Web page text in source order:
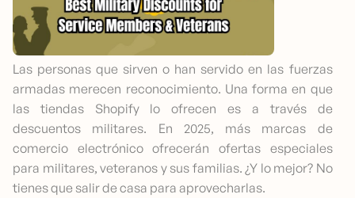
Las personas que sirven o han servido en las fuerzas
armadas merecen reconocimiento. Una forma en que
las tiendas Shopify lo ofrecen es a través de
descuentos militares. En 2025, más marcas de
comercio electrónico ofrecerán ofertas especiales
para militares, veteranos y sus familias. ¿Y lo mejor? No
tienes que salir de casa para aprovecharlas.